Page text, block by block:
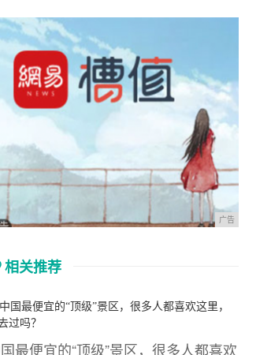
广告
相关推荐
最便宜的“顶级”景区，很多人都喜欢